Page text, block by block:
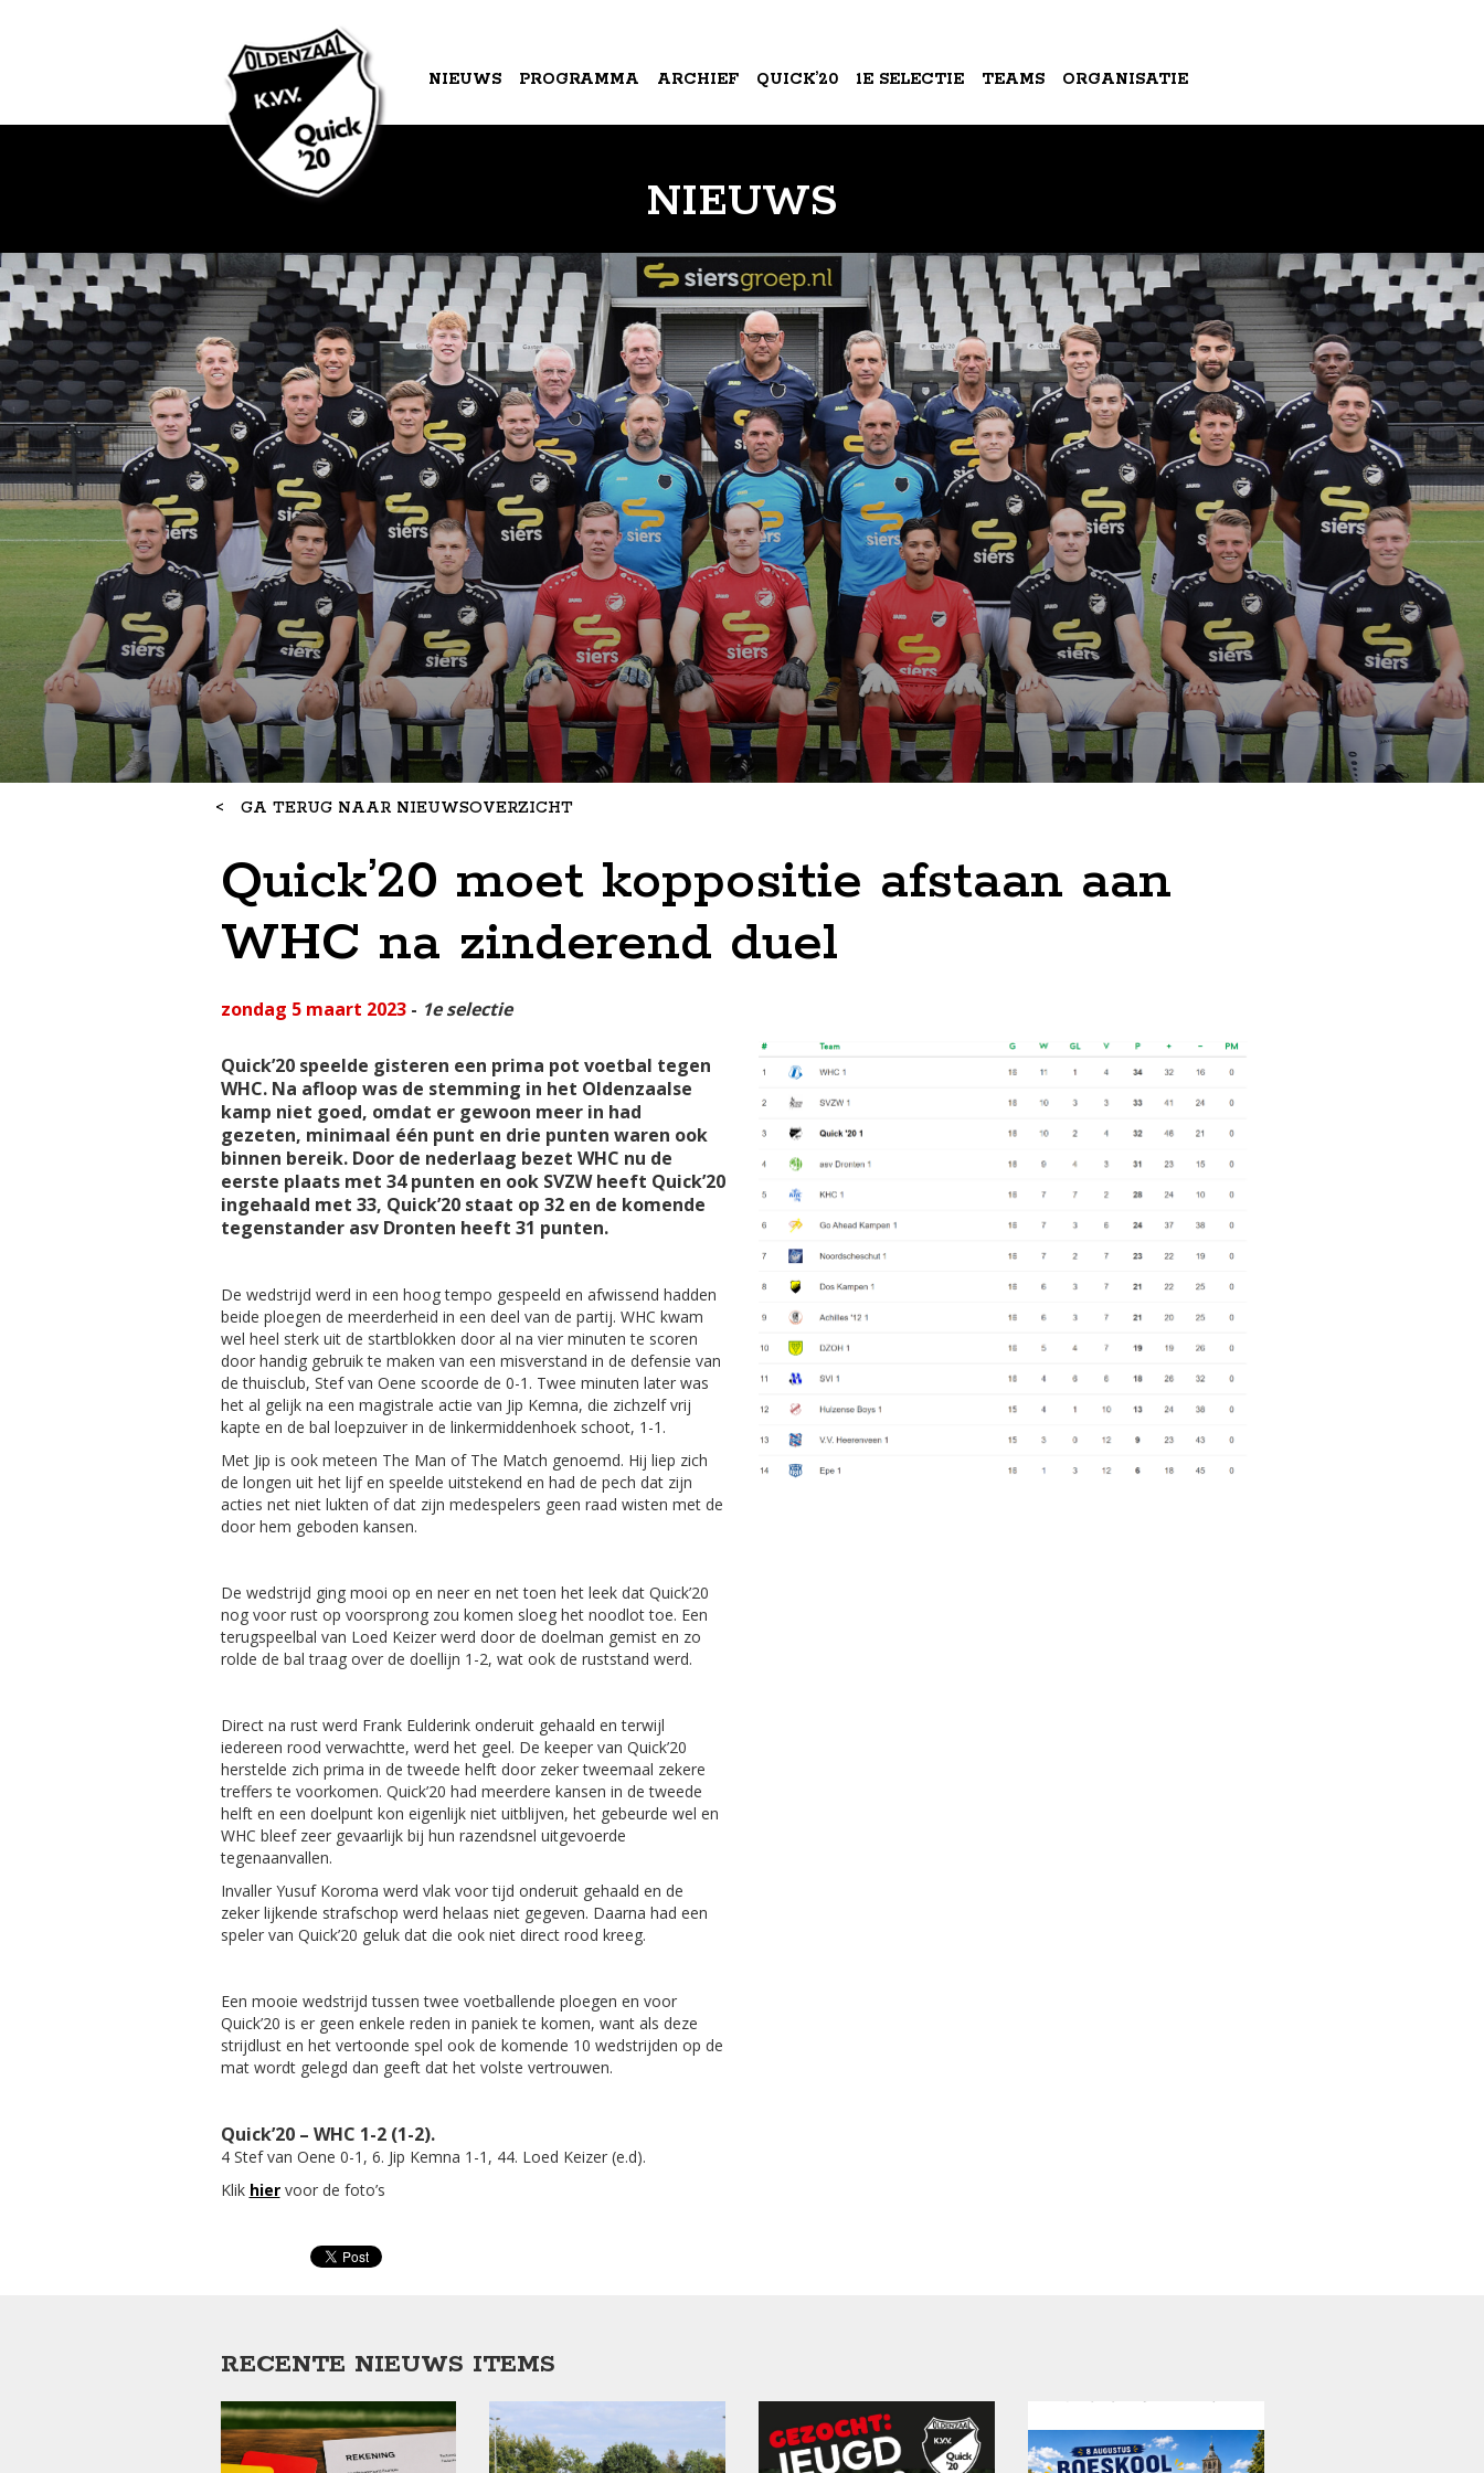
NIEUWS PROGRAMMA ARCHIEF QUICK’20 1E SELECTIE TEAMS ORGANISATIE
NIEUWS
< GA TERUG NAAR NIEUWSOVERZICHT
Quick’20 moet koppositie afstaan aan
WHC na zinderend duel
zondag 5 maart 2023- 1e selectie
Quick’20 speelde gisteren een prima pot voetbal tegen
WHC. Na afloop was de stemming in het Oldenzaalse
kamp niet goed, omdat er gewoon meer in had
gezeten, minimaal één punt en drie punten waren ook
binnen bereik. Door de nederlaag bezet WHC nu de
eerste plaats met 34 punten en ook SVZW heeft Quick’20
ingehaald met 33, Quick’20 staat op 32 en de komende
tegenstander asv Dronten heeft 31 punten.
De wedstrijd werd in een hoog tempo gespeeld en afwissend hadden
beide ploegen de meerderheid in een deel van de partij. WHC kwam
wel heel sterk uit de startblokken door al na vier minuten te scoren
door handig gebruik te maken van een misverstand in de defensie van
de thuisclub, Stef van Oene scoorde de 0-1. Twee minuten later was
het al gelijk na een magistrale actie van Jip Kemna, die zichzelf vrij
kapte en de bal loepzuiver in de linkermiddenhoek schoot, 1-1.
Met Jip is ook meteen The Man of The Match genoemd. Hij liep zich
de longen uit het lijf en speelde uitstekend en had de pech dat zijn
acties net niet lukten of dat zijn medespelers geen raad wisten met de
door hem geboden kansen.
De wedstrijd ging mooi op en neer en net toen het leek dat Quick’20
nog voor rust op voorsprong zou komen sloeg het noodlot toe. Een
terugspeelbal van Loed Keizer werd door de doelman gemist en zo
rolde de bal traag over de doellijn 1-2, wat ook de ruststand werd.
Direct na rust werd Frank Eulderink onderuit gehaald en terwijl
iedereen rood verwachtte, werd het geel. De keeper van Quick’20
herstelde zich prima in de tweede helft door zeker tweemaal zekere
treffers te voorkomen. Quick’20 had meerdere kansen in de tweede
helft en een doelpunt kon eigenlijk niet uitblijven, het gebeurde wel en
WHC bleef zeer gevaarlijk bij hun razendsnel uitgevoerde
tegenaanvallen.
Invaller Yusuf Koroma werd vlak voor tijd onderuit gehaald en de
zeker lijkende strafschop werd helaas niet gegeven. Daarna had een
speler van Quick’20 geluk dat die ook niet direct rood kreeg.
Een mooie wedstrijd tussen twee voetballende ploegen en voor
Quick’20 is er geen enkele reden in paniek te komen, want als deze
strijdlust en het vertoonde spel ook de komende 10 wedstrijden op de
mat wordt gelegd dan geeft dat het volste vertrouwen.
Quick’20 – WHC 1-2 (1-2).
4 Stef van Oene 0-1, 6. Jip Kemna 1-1, 44. Loed Keizer (e.d).
Klik hiervoor de foto’s
RECENTE NIEUWS ITEMS